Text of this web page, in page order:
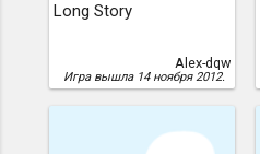
Long Story
Alex-dqw
Игра вышла 14 ноября 2012.